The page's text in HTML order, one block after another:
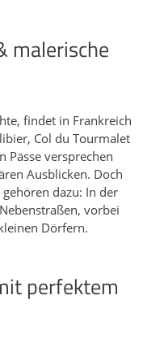
der Nationalpark
der
zu Italien.
weit entfernt
wirklich das
Tour allein am Ende
erspähen wir die
Gefühl,
sehen, bevor es
Routen
Reiz dieser Reise
werden.
malerische
findet in Frankreich
Col du Tourmalet
Pässe versprechen
Ausblicken. Doch
dazu: In der
vorbei
Dörfern.
perfektem